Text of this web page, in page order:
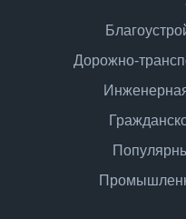
Дорожно-